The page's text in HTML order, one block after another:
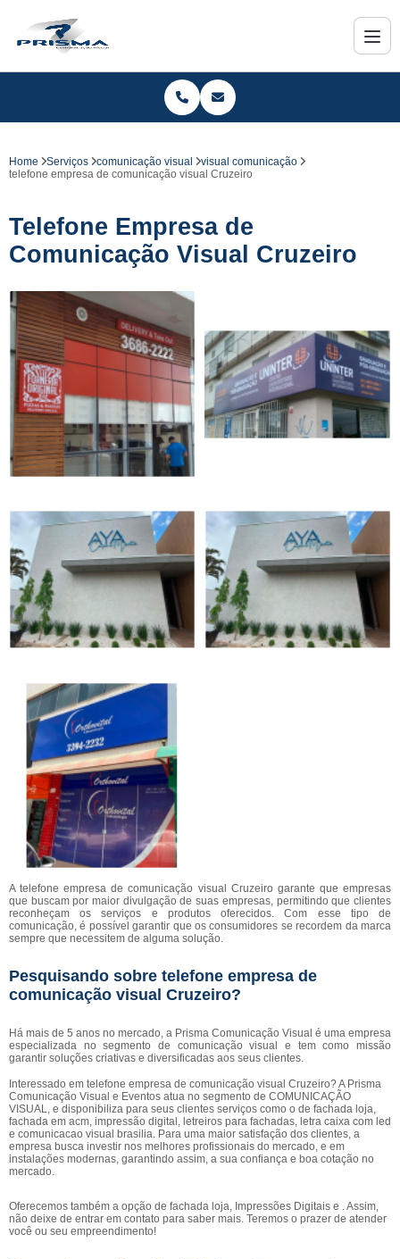
Home Serviços comunicação visual
visual comunicação
telefone empresa de comunicação visual Cruzeiro
Telefone Empresa de
Comunicação Visual Cruzeiro
A telefone empresa de comunicação visual Cruzeiro garante que empresas
que buscam por maior divulgação de suas empresas, permitindo que clientes
reconheçam os serviços e produtos oferecidos. Com esse tipo de
comunicação, é possível garantir que os consumidores se recordem da marca
sempre que necessitem de alguma solução.
Pesquisando sobre telefone empresa de
comunicação visual Cruzeiro?
Há mais de 5 anos no mercado, a Prisma Comunicação Visual é uma empresa
especializada no segmento de comunicação visual e tem como missão
garantir soluções criativas e diversificadas aos seus clientes.
Interessado em telefone empresa de comunicação visual Cruzeiro? A Prisma
Comunicação Visual e Eventos atua no segmento de COMUNICAÇÃO
VISUAL, e disponibiliza para seus clientes serviços como o de fachada loja,
fachada em acm, impressão digital, letreiros para fachadas, letra caixa com led
e comunicacao visual brasilia. Para uma maior satisfação dos clientes, a
empresa busca investir nos melhores profissionais do mercado, e em
instalações modernas, garantindo assim, a sua confiança e boa cotação no
mercado.
Oferecemos também a opção de fachada loja, Impressões Digitais e . Assim,
não deixe de entrar em contato para saber mais. Teremos o prazer de atender
você ou seu empreendimento!